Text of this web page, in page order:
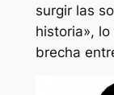
surgir las
historia»,
brecha